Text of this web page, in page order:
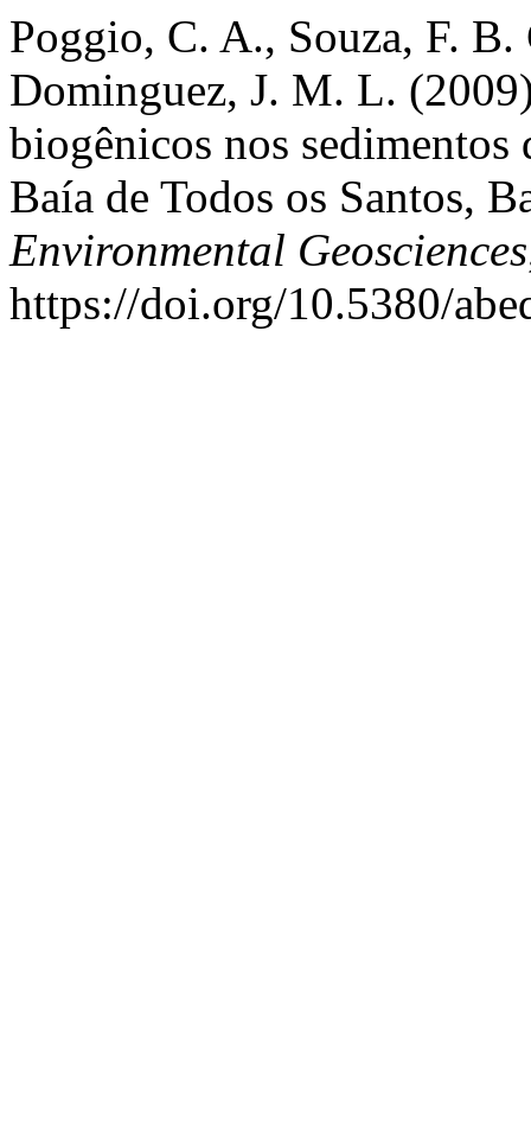
Poggio, C. A., Souza, F.
Dominguez, J. M. L.
biogênicos nos sedimentos
Baía de Todos os Santos,
Environmental Geosciences
https://doi.org/10.5380/